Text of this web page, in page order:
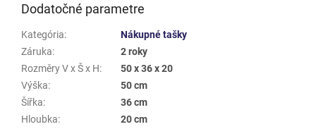
Dodatočné parametre
Kategória:
Nákupné tašky
Záruka:
2 roky
Rozměry V x Š x H:
50 x 36 x 20
Výška:
50 cm
Šířka:
36 cm
Hloubka:
20 cm